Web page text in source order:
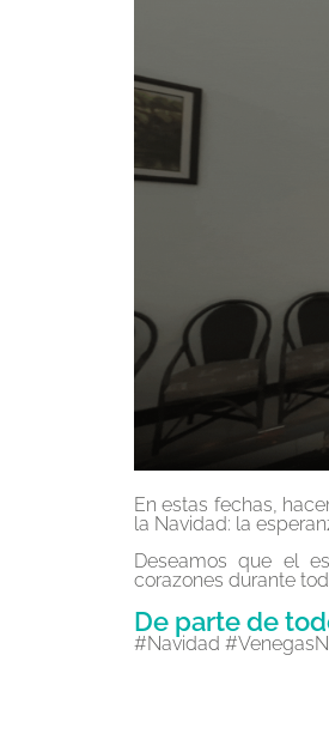
En estas fechas,
la Navidad: la
Deseamos que el
corazones durante
De parte de
#Navidad